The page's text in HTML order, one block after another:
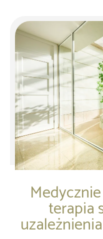
terapia